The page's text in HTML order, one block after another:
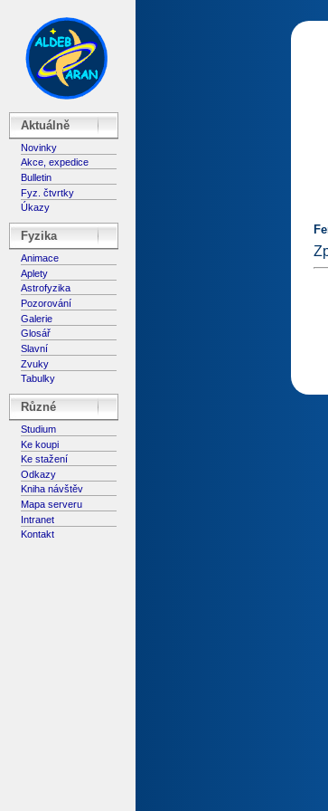
Aktuálně
Novinky
Akce, expedice
Bulletin
Fyz. čtvrtky
Úkazy
Fyzika
Animace
Aplety
Astrofyzika
Pozorování
Galerie
Glosář
Slavní
Zvuky
Tabulky
Různé
Studium
Ke koupi
Ke stažení
Odkazy
Kniha návštěv
Mapa serveru
Intranet
Kontakt